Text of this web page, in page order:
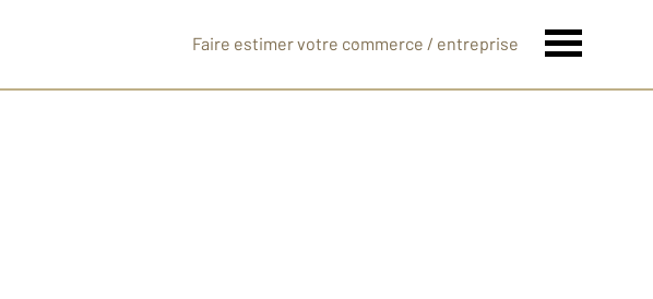
Faire estimer votre commerce / entreprise